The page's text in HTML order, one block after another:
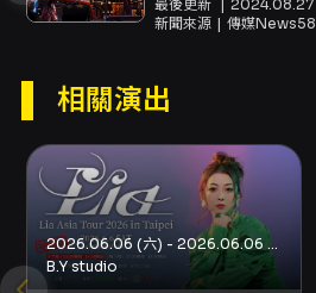
料）: - 姓名僅接受英文全名
求：港澳參加者限填「身份
照」。登記時需輸入該證
數字（例如 A123）。 - 抽
05-26 11:00 至 2026-05-
- 抽選結果公布：2026-
11:00（HKT），中選付
23:59（HKT）。 - 動態
最後更新
2024.08.27
新聞來源
傳媒
相關演出
2026.06.06 (六) - 2026.06.06 (六)
B.Y studio